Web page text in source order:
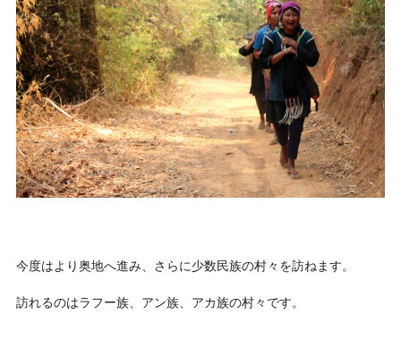
今度はより奥地へ進み、さらに少数民族の村々を訪ねます。
訪れるのはラフー族、アン族、アカ族の村々です。